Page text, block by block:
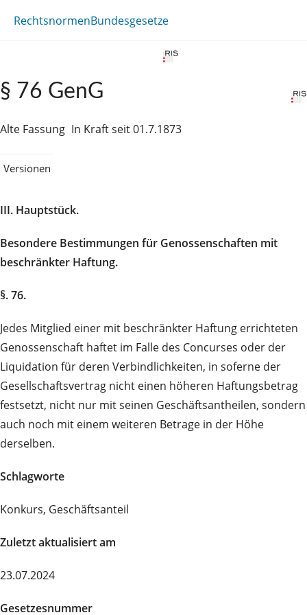
RechtsnormenBundesgesetze
§ 76 GenG
Alte Fassung In Kraft seit 01.7.1873
Versionen
III. Hauptstück.
Besondere Bestimmungen für Genossenschaften mit
beschränkter Haftung.
§. 76.
Jedes Mitglied einer mit beschränkter Haftung errichteten
Genossenschaft haftet im Falle des Concurses oder der
Liquidation für deren Verbindlichkeiten, in soferne der
Gesellschaftsvertrag nicht einen höheren Haftungsbetrag
festsetzt, nicht nur mit seinen Geschäftsantheilen, sondern
auch noch mit einem weiteren Betrage in der Höhe
derselben.
Schlagworte
Konkurs, Geschäftsanteil
Zuletzt aktualisiert am
23.07.2024
Gesetzesnummer